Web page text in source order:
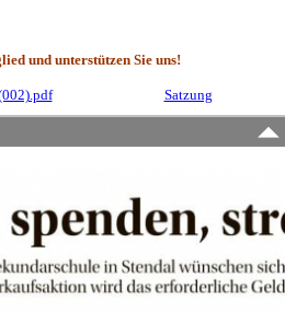
und unterstützen Sie uns!
Satzung